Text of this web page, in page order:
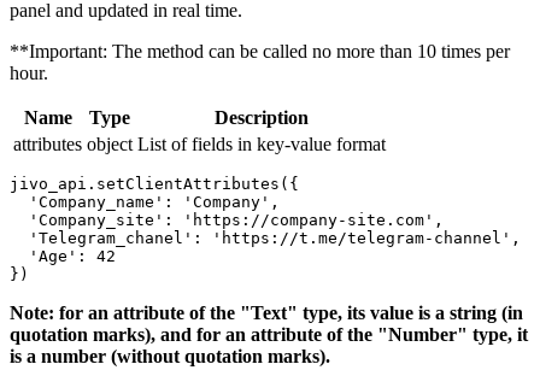
panel and updated in real time.
**Important: The method can be called no more than 10 times per
hour.
Name Type
Description
attributes object List of fields in key-value format
jivo_api.setClientAttributes({
  'Company_name': 'Company',
  'Company_site': 'https://company-site.com',
  'Telegram_chanel': 'https://t.me/telegram-channel',
  'Age': 42
Note: for an attribute of the "Text" type, its value is a string (in
quotation marks), and for an attribute of the "Number" type, it
is a number (without quotation marks).